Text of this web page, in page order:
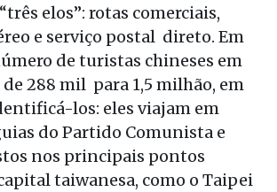
elos”: rotas comerciais,
e serviço postal direto. Em
de turistas chineses em
288 mil para 1,5 milhão, em
los: eles viajam em
do Partido Comunista e
nos principais pontos
taiwanesa, como o Taipei